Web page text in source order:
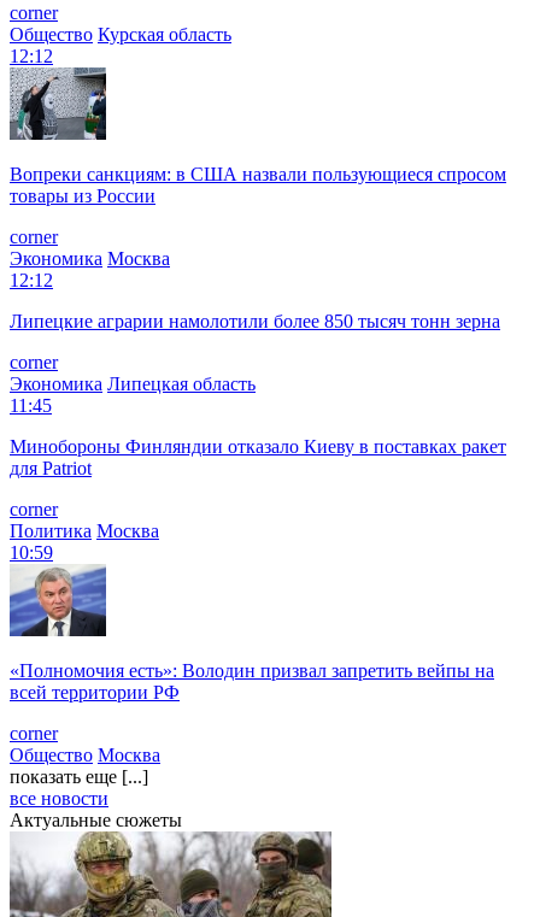
corner
Общество Курская область
12:12
Вопреки санкциям: в США назвали пользующиеся спросом
товары из России
corner
Экономика Москва
12:12
Липецкие аграрии намолотили более 850 тысяч тонн зерна
corner
Экономика Липецкая область
11:45
Минобороны Финляндии отказало Киеву в поставках ракет
для Patriot
corner
Политика Москва
10:59
«Полномочия есть»: Володин призвал запретить вейпы на
всей территории РФ
corner
Общество Москва
показать еще [...]
все новости
Актуальные сюжеты